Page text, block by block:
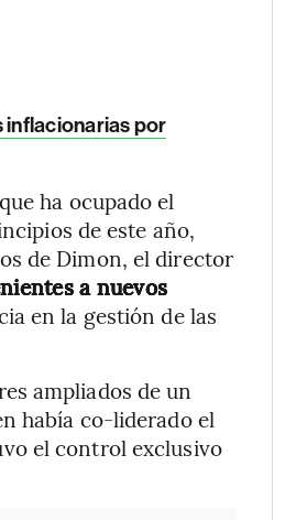
inflacionarias por
ha ocupado el
de este año,
de Dimon, el director
a nuevos
en la gestión de las
ampliados de un
había co-liderado el
el control exclusivo